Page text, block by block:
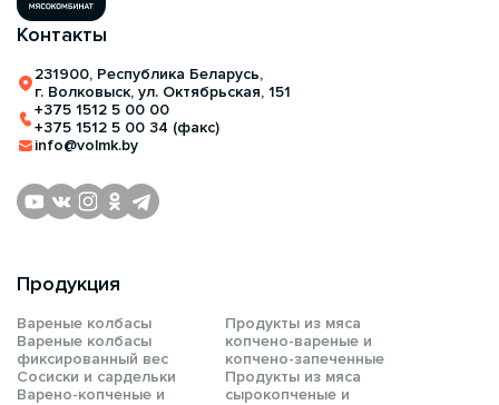
Продукция
Вареные колбасы
Вареные колбасы
фиксированный вес
Сосиски и сардельки
Варено-копченые и
Продукты из мяса
копчено-вареные и
копчено-запеченные
Продукты из мяса
сырокопченые и
Контакты
231900, Республика Беларусь,
г. Волковыск, ул. Октябрьская, 151
+375 1512 5 00 00
+375 1512 5 00 34 (факс)
info@volmk.by